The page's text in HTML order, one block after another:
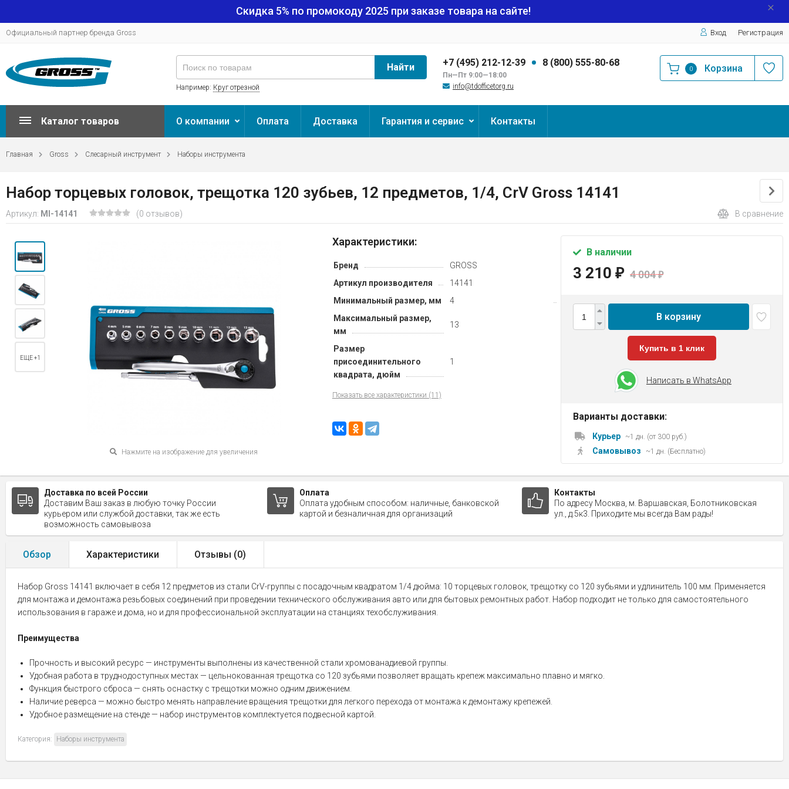
Скидка 5% по промокоду 2025 при заказе товара на сайте!
Официальный партнер бренда Gross Вход Регистрация
+7 (495) 212-12-39 8 (800) 555-80-68
Пн—Пт 9:00—18:00
info@tdofficetorg.ru
Найти
Например: Круг отрезной
0 Корзина
Каталог товаров О компании Оплата Доставка Гарантия и сервис Контакты
Главная Gross Слесарный инструмент Наборы инструмента
Набор торцевых головок, трещотка 120 зубьев, 12 предметов, 1/4, CrV Gross 14141
Артикул: MI-14141 (0 отзывов) В сравнение
Нажмите на изображение для увеличения
ЕЩЕ +1
Характеристики:
Бренд
GROSS
Артикул производителя
14141
Минимальный размер, мм
4
Максимальный размер,
мм
13
Размер
присоединительного
квадрата, дюйм
1
Показать все характеристики (11)
В наличии
3 210 ₽ 4 004₽
В корзину
Купить в 1 клик
Написать в WhatsApp
Варианты доставки:
Курьер ~1 дн. (от 300 руб.)
Самовывоз ~1 дн. (Бесплатно)
Доставка по всей России
Доставим Ваш заказ в любую точку России
курьером или службой доставки, так же есть
возможность самовывоза
Оплата
Оплата удобным способом: наличные, банковской
картой и безналичная для организаций
Контакты
По адресу Москва, м. Варшавская, Болотниковская
ул., д.5к3. Приходите мы всегда Вам рады!
Обзор Характеристики Отзывы (0)
Набор Gross 14141 включает в себя 12 предметов из стали CrV-группы с посадочным квадратом 1/4 дюйма: 10 торцевых головок, трещотку со 120 зубьями и удлинитель 100 мм. Применяется
для монтажа и демонтажа резьбовых соединений при проведении технического обслуживания авто или для бытовых ремонтных работ. Набор подходит не только для самостоятельного
использования в гараже и дома, но и для профессиональной эксплуатации на станциях техобслуживания.
Преимущества
Прочность и высокий ресурс — инструменты выполнены из качественной стали хромованадиевой группы.
Удобная работа в труднодоступных местах — цельнокованная трещотка со 120 зубьями позволяет вращать крепеж максимально плавно и мягко.
Функция быстрого сброса — снять оснастку с трещотки можно одним движением.
Наличие реверса — можно быстро менять направление вращения трещотки для легкого перехода от монтажа к демонтажу крепежей.
Удобное размещение на стенде — набор инструментов комплектуется подвесной картой.
Категория: Наборы инструмента